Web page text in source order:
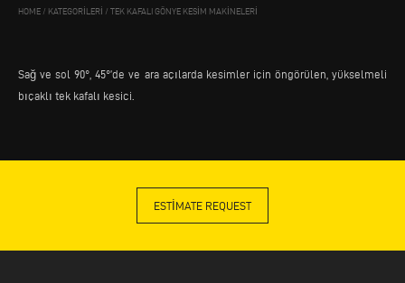
HOME / KATEGORILERI / TEK KAFALI GÖNYE KESIM MAKINELERI
Sağ ve sol 90°, 45°’de ve ara açılarda kesimler için öngörülen, yükselmeli
bıçaklı tek kafalı kesici.
ESTIMATE REQUEST